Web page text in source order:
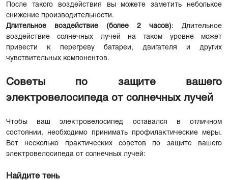
После такого воздействия вы можете заметить неболькое
снижение производительности.
Длительное воздействие (более 2 часов): Длительное
воздействие солнечных лучей на таком уровне может
привести к перегреву батареи, двигателя и других
чувствительных компонентов.
Советы по защите вашего
электровелосипеда от солнечных лучей
Чтобы ваш электровелосипед оставался в отличном
состоянии, необходимо принимать профилактические меры.
Вот несколько практических советов по защите вашего
электровелосипеда от солнечных лучей:
Найдите тень